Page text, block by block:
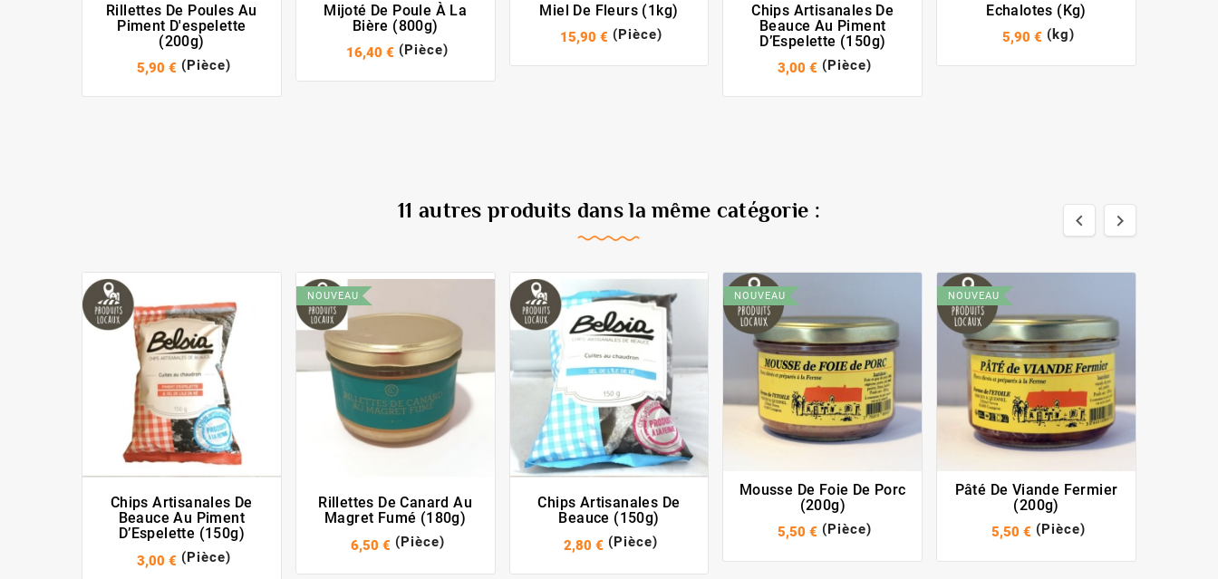
Rillettes De Poules Au
Piment D'espelette
(200g)
5,90 € (Pièce)
Mijoté De Poule À La
Bière (800g)
16,40 € (Pièce)
Miel De Fleurs (1kg)
15,90 € (Pièce)
Chips Artisanales De
Beauce Au Piment
D’Espelette (150g)
3,00 € (Pièce)
Echalotes (kg)
5,90 € (kg)
11 autres produits dans la même catégorie :  
Chips Artisanales De
Beauce Au Piment
D’Espelette (150g)
3,00 € (Pièce)
NOUVEAU
Rillettes De Canard Au
Magret Fumé (180g)
6,50 € (Pièce)
Chips Artisanales De
Beauce (150g)
2,80 € (Pièce)
NOUVEAU
Mousse De Foie De Porc
(200g)
5,50 € (Pièce)
NOUVEAU
Pâté De Viande Fermier
(200g)
5,50 € (Pièce)